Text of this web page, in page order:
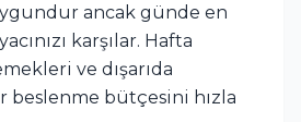
ancak günde en
karşılar. Hafta
ve dışarıda
bütçesini hızla